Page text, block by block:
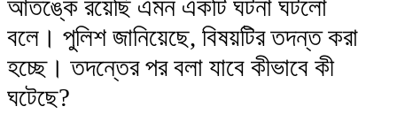
আতঙ্কে রয়েছি এমন একটি ঘটনা ঘটলো
বলে। পুলিশ জানিয়েছে, বিষয়টির তদন্ত করা
হচ্ছে। তদন্তের পর বলা যাবে কীভাবে কী
ঘটেছে?